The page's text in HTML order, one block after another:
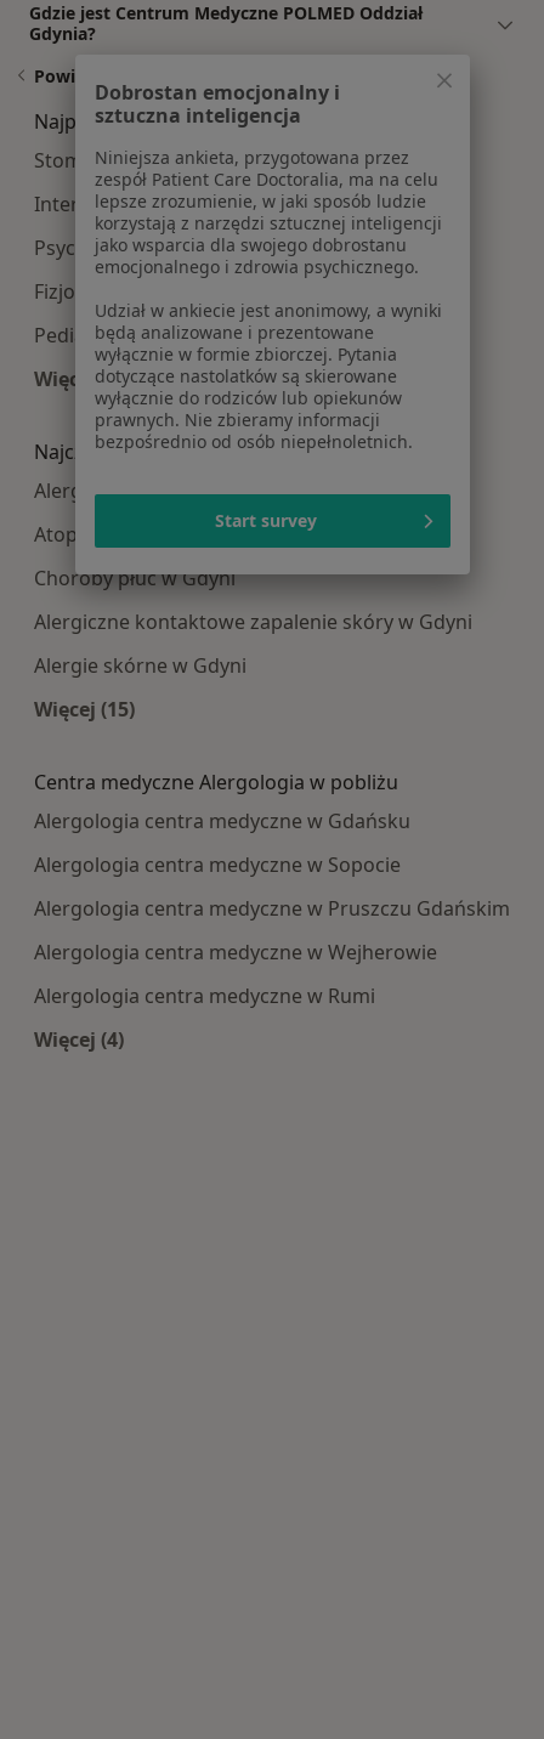
Gdzie jest Centrum Medyczne POLMED Oddział
Gdynia?
Powiązane wyszukiwania
Najpopularniesze centra medyczne
Stomatologia centra medyczne w Gdyni
Interna centra medyczne w Gdyni
Psychologia centra medyczne w Gdyni
Fizjoterapia centra medyczne w Gdyni
Pediatria centra medyczne w Gdyni
Więcej (11)
Więcej w kategorii: Najpopularniesze centra
Najczęście leczone choroby
Alergia w Gdyni
Atopowe zapalenie skóry w Gdyni
Choroby płuc w Gdyni
Alergiczne kontaktowe zapalenie skóry w Gdyni
Alergie skórne w Gdyni
Więcej (15)
Centra medyczne Alergologia w pobliżu
Alergologia centra medyczne w Gdańsku
Alergologia centra medyczne w Sopocie
Alergologia centra medyczne w Pruszczu Gdańskim
Alergologia centra medyczne w Wejherowie
Alergologia centra medyczne w Rumi
Więcej (4)
Dobrostan emocjonalny i
sztuczna inteligencja
Niniejsza ankieta, przygotowana przez
zespół Patient Care Doctoralia, ma na celu
lepsze zrozumienie, w jaki sposób ludzie
korzystają z narzędzi sztucznej inteligencji
jako wsparcia dla swojego dobrostanu
emocjonalnego i zdrowia psychicznego.
Udział w ankiecie jest anonimowy, a wyniki
będą analizowane i prezentowane
wyłącznie w formie zbiorczej. Pytania
dotyczące nastolatków są skierowane
wyłącznie do rodziców lub opiekunów
prawnych. Nie zbieramy informacji
bezpośrednio od osób niepełnoletnich.
Start survey